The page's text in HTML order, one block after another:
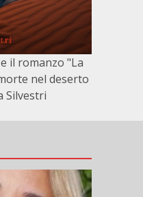
il romanzo "La
nel deserto
Silvestri